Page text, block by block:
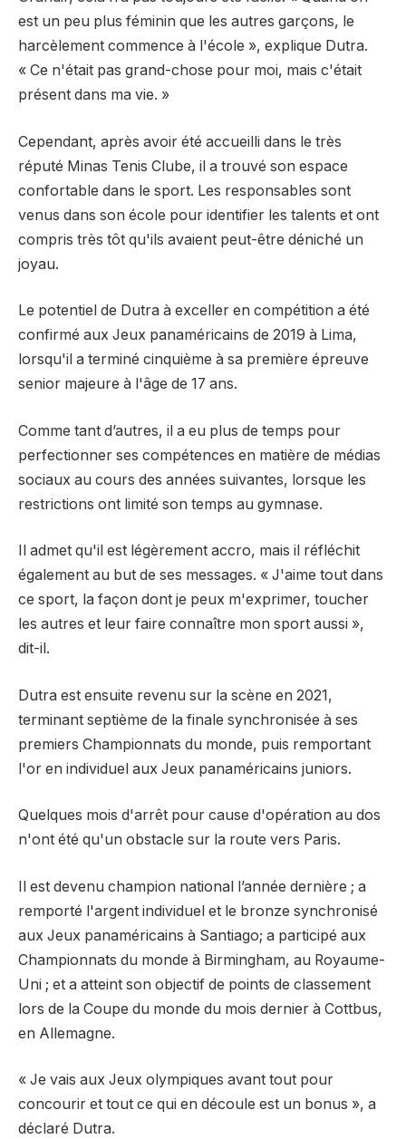
est un peu plus féminin que les autres garçons, le
harcèlement commence à l'école », explique Dutra.
« Ce n'était pas grand-chose pour moi, mais c'était
présent dans ma vie. »
Cependant, après avoir été accueilli dans le très
réputé Minas Tenis Clube, il a trouvé son espace
confortable dans le sport. Les responsables sont
venus dans son école pour identifier les talents et ont
compris très tôt qu'ils avaient peut-être déniché un
joyau.
Le potentiel de Dutra à exceller en compétition a été
confirmé aux Jeux panaméricains de 2019 à Lima,
lorsqu'il a terminé cinquième à sa première épreuve
senior majeure à l'âge de 17 ans.
Comme tant d’autres, il a eu plus de temps pour
perfectionner ses compétences en matière de médias
sociaux au cours des années suivantes, lorsque les
restrictions ont limité son temps au gymnase.
Il admet qu'il est légèrement accro, mais il réfléchit
également au but de ses messages. « J'aime tout dans
ce sport, la façon dont je peux m'exprimer, toucher
les autres et leur faire connaître mon sport aussi »,
dit-il.
Dutra est ensuite revenu sur la scène en 2021,
terminant septième de la finale synchronisée à ses
premiers Championnats du monde, puis remportant
l'or en individuel aux Jeux panaméricains juniors.
Quelques mois d'arrêt pour cause d'opération au dos
n'ont été qu'un obstacle sur la route vers Paris.
Il est devenu champion national l’année dernière ; a
remporté l'argent individuel et le bronze synchronisé
aux Jeux panaméricains à Santiago; a participé aux
Championnats du monde à Birmingham, au Royaume-
Uni ; et a atteint son objectif de points de classement
lors de la Coupe du monde du mois dernier à Cottbus,
en Allemagne.
« Je vais aux Jeux olympiques avant tout pour
concourir et tout ce qui en découle est un bonus », a
déclaré Dutra.